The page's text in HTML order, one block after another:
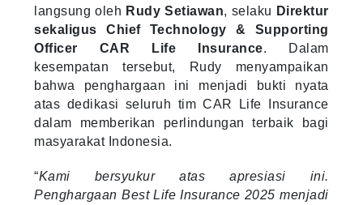
langsung oleh Rudy Setiawan, selaku Direktur
sekaligus Chief Technology & Supporting
Officer CAR Life Insurance. Dalam
kesempatan tersebut, Rudy menyampaikan
bahwa penghargaan ini menjadi bukti nyata
atas dedikasi seluruh tim CAR Life Insurance
dalam memberikan perlindungan terbaik bagi
masyarakat Indonesia.
“Kami bersyukur atas apresiasi ini.
Penghargaan Best Life Insurance 2025 menjadi